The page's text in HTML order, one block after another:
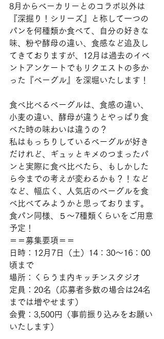
8月からベーカリーとのコラボ以外は
『深掘り！シリーズ』と称して一つの
パンを何種類か食べて、自分の好きな
味、粉や酵母の違い、食感など追及し
てきておりますが、12月は過去のイベ
ントアンケートでもリクエストの多か
った『ベーグル』を深堀いたします！
食べ比べるベーグルは、食感の違い、
小麦の違い、酵母が違うとやっぱり食
べた時の味わいは違うの？
私はもっちりしているベーグルが好き
だけれど、ギュッとキメのつまったパ
ンと実際に食べ比べたら、もしかした
ら今までの考えが変わるかも？！など
など、幅広く、人気店のベーグルを食
べ比べてみようかと思っております。
食パン同様、５～7種類くらいをご用意
予定！
＝＝募集要項＝＝
日時：12月7日（土）14：30～16：00
頃まで
場所：くらうま内キッチンスタジオ
定員：20名（応募者多数の場合は24名
までは増やせます）
会費：3,500円（事前振り込みをお願い
いたします）